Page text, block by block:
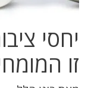
יחסי
זו